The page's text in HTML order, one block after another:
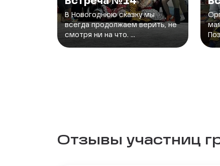
В Новогоднюю сказку мы
всегда продолжаем верить, не
смотря ни на что. ...
Отзывы участниц